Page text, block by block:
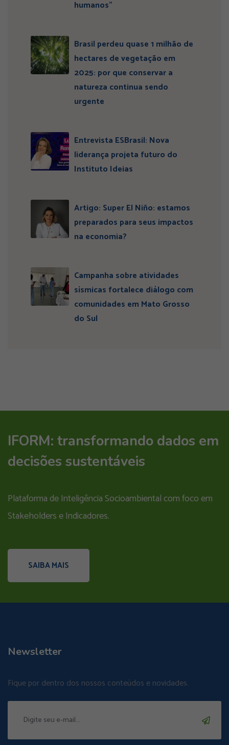
humanos”
Brasil perdeu quase 1 milhão de
hectares de vegetação em
2025: por que conservar a
natureza continua sendo
urgente
Entrevista ESBrasil: Nova
liderança projeta futuro do
Instituto Ideias
Artigo: Super El Niño: estamos
preparados para seus impactos
na economia?
Campanha sobre atividades
sísmicas fortalece diálogo com
comunidades em Mato Grosso
do Sul
IFORM: transformando dados em
decisões sustentáveis
Plataforma de Inteligência Socioambiental com foco em
Stakeholders e Indicadores.
SAIBA MAIS
Newsletter
Fique por dentro dos nossos conteúdos e novidades.